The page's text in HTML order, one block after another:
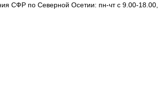
СФР по Северной Осетии: пн-чт с 9.00-18.00,